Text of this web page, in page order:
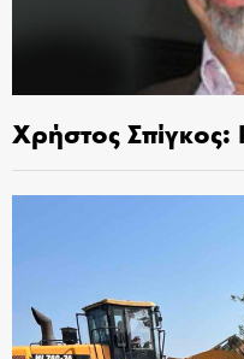
Χρήστος Σπίγκος: